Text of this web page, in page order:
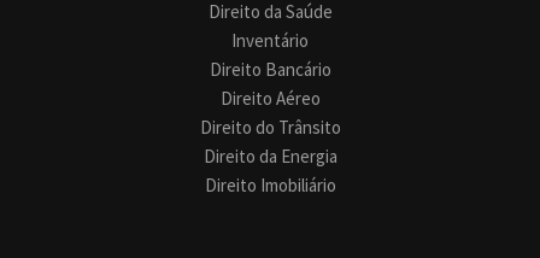
Direito da Saúde
Inventário
Direito Bancário
Direito Aéreo
Direito do Trânsito
Direito da Energia
Direito Imobiliário